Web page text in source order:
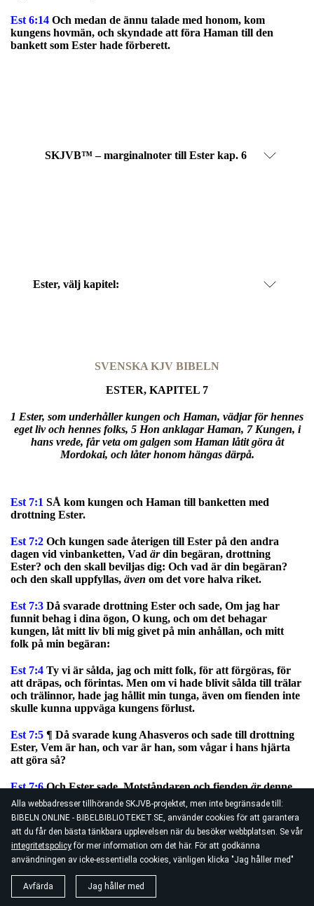
Alla webbadresser tillhörande SKJVB-projektet, men inte begränsade till:
BIBELN.ONLINE - BIBELBIBLIOTEKET.SE, använder cookies för att garantera
att du får den bästa tänkbara upplevelsen när du besöker webbplatsen. Se vår
integritetspolicyför mer information om det här. För att godkänna
användningen av icke-essentiella cookies, vänligen klicka "Jag håller med"
Avfärda Jag håller med
Est 6:14 Och medan de ännu talade med honom, kom
kungens hovmän, och skyndade att föra Haman till den
bankett som Ester hade förberett.
SKJVB™ – marginalnoter till Ester kap. 6
Ester, välj kapitel:
SVENSKA KJV BIBELN
ESTER, KAPITEL 7
1 Ester, som underhåller kungen och Haman, vädjar för hennes
eget liv och hennes folks, 5 Hon anklagar Haman, 7 Kungen, i
hans vrede, får veta om galgen som Haman låtit göra åt
Mordokai, och låter honom hängas därpå.
Est 7:1 SÅ kom kungen och Haman till banketten med
drottning Ester.
Est 7:2 Och kungen sade återigen till Ester på den andra
dagen vid vinbanketten, Vad ärdin begäran, drottning
Ester? och den skall beviljas dig: Och vad är din begäran?
och den skall uppfyllas, även om det vore halva riket.
Est 7:3 Då svarade drottning Ester och sade, Om jag har
funnit behag i dina ögon, O kung, och om det behagar
kungen, låt mitt liv bli mig givet på min anhållan, och mitt
folk på min begäran:
Est 7:4 Ty vi är sålda, jag och mitt folk, för att förgöras, för
att dräpas, och förintas. Men om vi hade blivit sålda till trälar
och trälinnor, hade jag hållit min tunga, även om fienden inte
skulle kunna uppväga kungens förlust.
Est 7:5 ¶ Då svarade kung Ahasveros och sade till drottning
Ester, Vem är han, och var är han, som vågar i hans hjärta
att göra så?
Est 7:6Och Ester sade, Motståndaren och fiendenärdenne
onde Haman. Då blev Haman förskräckt inför kungen och
drottningen.
Est 7:7¶ Och kungen reste sig från vinbanketten i hans vrede
och gickut i palatsets trädgård: och Haman ställde sig upp
för att vädja för hans liv till drottning Ester; ty han insåg att
kungen hade bestämt ont mot honom.